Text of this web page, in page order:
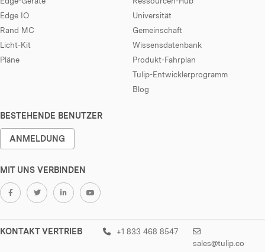
Edge IO
Rand MC
Licht-Kit
Pläne
Universität
Gemeinschaft
Wissensdatenbank
Produkt-Fahrplan
Tulip-Entwicklerprogramm
Blog
BESTEHENDE BENUTZER
ANMELDUNG
MIT UNS VERBINDEN
KONTAKT VERTRIEB
+1 833 468 8547
sales@tulip.co